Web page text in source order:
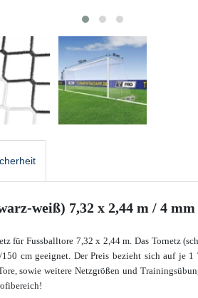
weiß) 7,32 x 2,44 m / 4 mm
für Fussballtore 7,32 x 2,44 m. Das Tornetz
cm geeignet. Der Preis bezieht sich auf je
sowie weitere Netzgrößen und